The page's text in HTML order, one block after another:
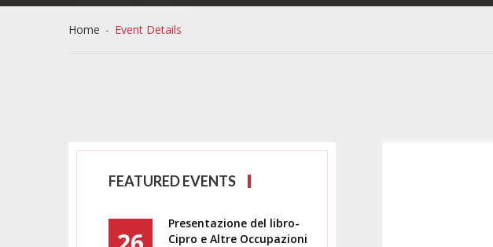
Home - Event Details
FEATURED EVENTS
Presentazione del libro-
Cipro e Altre Occupazioni